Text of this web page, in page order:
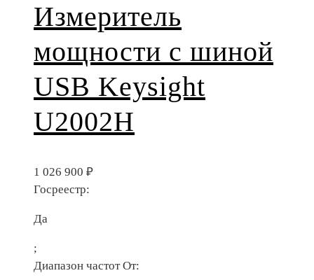
Измеритель
мощности с шиной
USB Keysight
U2002H
1 026 900 ₽
Госреестр:
Да
;
Диапазон частот От: